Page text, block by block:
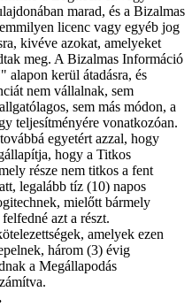
marad, és a Bizalmas
licenc vagy egyéb jog
kivéve azokat, amelyeket
meg. A Bizalmas Információ
kerül átadásra, és
nem vállalnak, sem
sem más módon, a
teljesítményére vonatkozóan.
egyetért azzal, hogy
hogy a Titkos
része nem titkos a fent
legalább tíz (10) napos
mielőtt bármely
azt a részt.
amelyek ezen
három (3) évig
a Megállapodás